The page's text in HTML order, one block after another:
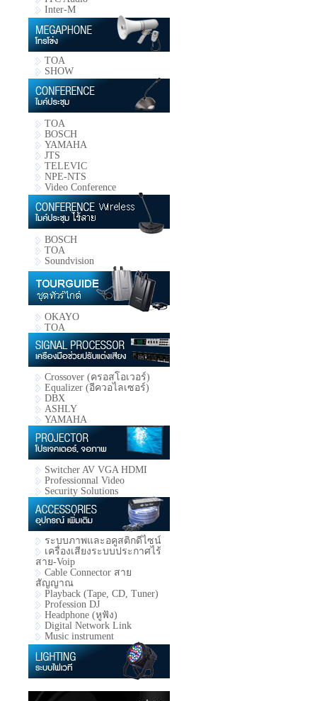
Inter-M
TOA
SHOW
TOA
BOSCH
YAMAHA
JTS
TELEVIC
NPE-NTS
Video Conference
BOSCH
TOA
Soundvision
OKAYO
TOA
Crossover (ครอสโอเวอร์)
Equalizer (อีควอไลเซอร์)
DBX
ASHLY
YAMAHA
Switcher AV VGA HDMI
Professionnal Video
Security Solutions
ระบบภาพและอคูสติกดีไซน์
เครื่องเสียงระบบประกาศไร้
สาย-Voip
Cable Connector สาย
สัญญาณ
Playback (Tape, CD, Tuner)
Profession DJ
Headphone (หูฟัง)
Digital Network Link
Music instrument